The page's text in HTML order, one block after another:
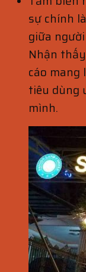
sự chính
giữa
Nhận
cáo
tiêu dùng
mình.